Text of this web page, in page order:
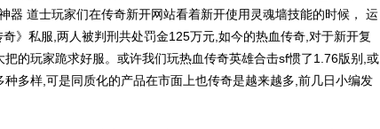
器 道士玩家们在传奇新开网站看着新开使用灵魂墙技能的时候， 运
》私服,两人被判刑共处罚金125万元,如今的热血传奇,对于新开复
的玩家跪求好服。或许我们玩热血传奇英雄合击sf惯了1.76版别,或
多样,可是同质化的产品在市面上也传奇是越来越多,前几日小编发